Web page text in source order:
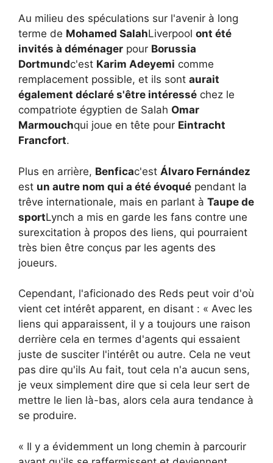
Au milieu des spéculations sur l'avenir à long
terme de Mohamed SalahLiverpool ont été
invités à déménager pour Borussia
Dortmundc'est Karim Adeyemi comme
remplacement possible, et ils sont aurait
également déclaré s'être intéressé chez le
compatriote égyptien de Salah Omar
Marmouchqui joue en tête pour Eintracht
Francfort.
Plus en arrière, Benficac'est Álvaro Fernández
est un autre nom qui a été évoqué pendant la
trêve internationale, mais en parlant à Taupe de
sportLynch a mis en garde les fans contre une
surexcitation à propos des liens, qui pourraient
très bien être conçus par les agents des
joueurs.
Cependant, l'aficionado des Reds peut voir d'où
vient cet intérêt apparent, en disant : « Avec les
liens qui apparaissent, il y a toujours une raison
derrière cela en termes d'agents qui essaient
juste de susciter l'intérêt ou autre. Cela ne veut
pas dire qu'ils Au fait, tout cela n'a aucun sens,
je veux simplement dire que si cela leur sert de
mettre le lien là-bas, alors cela aura tendance à
se produire.
« Il y a évidemment un long chemin à parcourir